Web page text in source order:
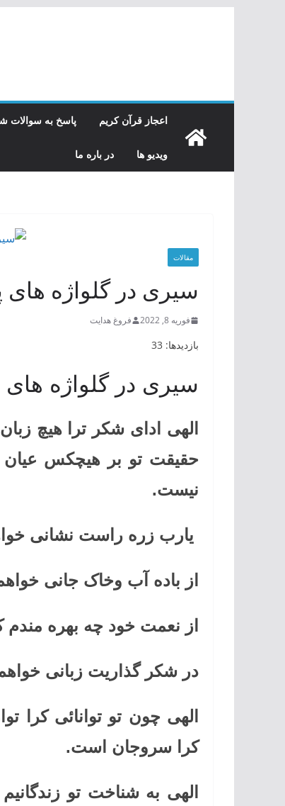
اعجاز قرآن کریم پاسخ به سوالات
ویدیو ها در باره ما
مقالات
سیری در گلواژه های
فوریه 8, 2022 فروغ هدایت
بازدیدها: 33
سیری در گلواژه های
الهی ادای شکر ترا هیچ
حقیقت تو بر هیچکس
نیست.
یارب زره راست نشانی
از باده آب وخاک جانی
از نعمت خود چه بهره مندم
در شکر گذاریت زبانی
الهی چون تو توانائی کرا
کرا سروجان است.
الهی به شناخت تو